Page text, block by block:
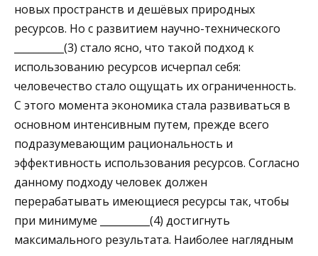
новых пространств и дешёвых природных
ресурсов. Но с развитием научно-технического
__________(3) стало ясно, что такой подход к
использованию ресурсов исчерпал себя:
человечество стало ощущать их ограниченность.
С это­го момента экономика стала развиваться в
основном интен­сивным путем, прежде всего
подразумевающим рациональ­ность и
эффективность использования ресурсов. Согласно
данному подходу человек должен
перерабатывать имеющие­ся ресурсы так, чтобы
при минимуме __________(4) достигнуть
максимального резуль­тата. Наиболее наглядным